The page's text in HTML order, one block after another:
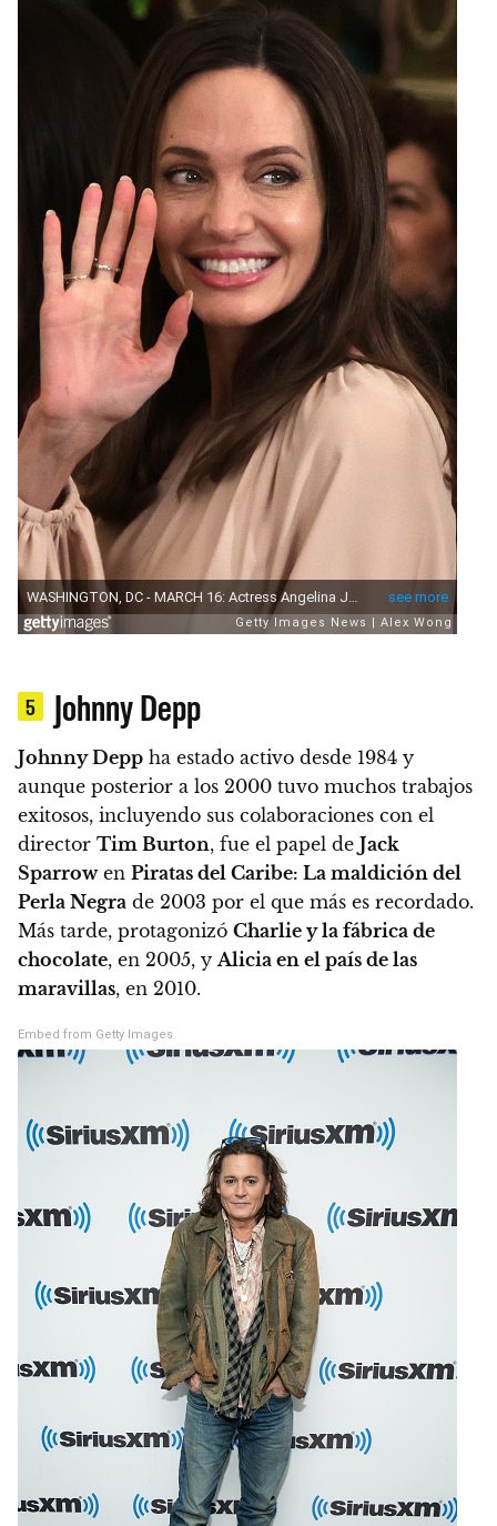
5 Johnny Depp
Johnny Depp ha estado activo desde 1984 y
aunque posterior a los 2000 tuvo muchos trabajos
exitosos, incluyendo sus colaboraciones con el
director Tim Burton, fue el papel de Jack
Sparrowen Piratas del Caribe: La maldición del
Perla Negra de 2003 por el que más es recordado.
Más tarde, protagonizó Charlie y la fábrica de
chocolate, en 2005, y Alicia en el país de las
maravillas, en 2010.
Embed from Getty Images